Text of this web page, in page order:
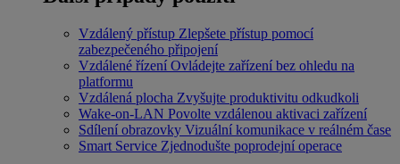
Vzdálený přístup Zlepšete přístup pomocí
zabezpečeného připojení
Vzdálené řízení Ovládejte zařízení bez ohledu na
platformu
Vzdálená plocha Zvyšujte produktivitu odkudkoli
Wake-on-LAN Povolte vzdálenou aktivaci zařízení
Sdílení obrazovky Vizuální komunikace v reálném čase
Smart Service Zjednodušte poprodejní operace